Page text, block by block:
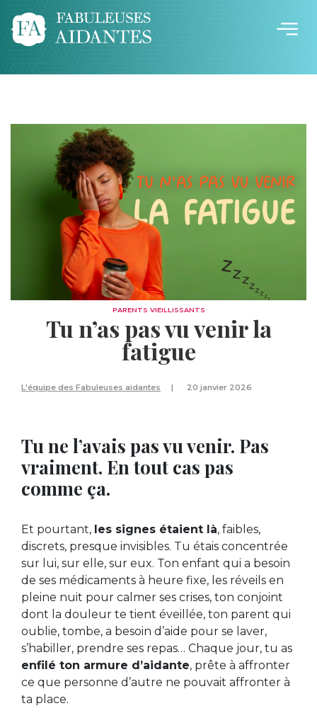
PARENTS VIEILLISSANTS
Tu n’as pas vu venir la
fatigue
L'équipe des Fabuleuses aidantes 20 janvier 2026
Tu ne l’avais pas vu venir. Pas
vraiment. En tout cas pas
comme ça.
Et pourtant, les signes étaient là, faibles,
discrets, presque invisibles. Tu étais concentrée
sur lui, sur elle, sur eux. Ton enfant qui a besoin
de ses médicaments à heure fixe, les réveils en
pleine nuit pour calmer ses crises, ton conjoint
dont la douleur te tient éveillée, ton parent qui
oublie, tombe, a besoin d’aide pour se laver,
s’habiller, prendre ses repas… Chaque jour, tu as
enfilé ton armure d’aidante, prête à affronter
ce que personne d’autre ne pouvait affronter à
ta place.